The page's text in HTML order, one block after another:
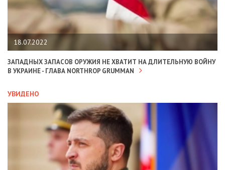
18.07.2022
ЗАПАДНЫХ ЗАПАСОВ ОРУЖИЯ НЕ ХВАТИТ НА ДЛИТЕЛЬНУЮ ВОЙНУ
В УКРАИНЕ - ГЛАВА NORTHROP GRUMMAN
УВИДЕНО